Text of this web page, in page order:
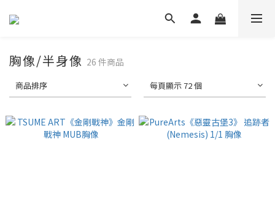
胸像/半身像 26 件商品
商品排序 每頁顯示 72 個